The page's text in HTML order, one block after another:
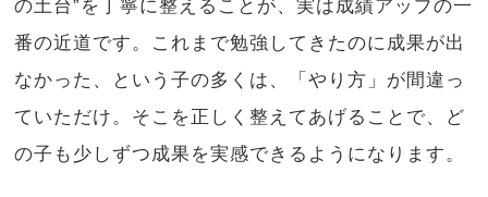
の土台”を丁寧に整えることが、実は成績アップの一
番の近道です。これまで勉強してきたのに成果が出
なかった、という子の多くは、「やり方」が間違っ
ていただけ。そこを正しく整えてあげることで、ど
の子も少しずつ成果を実感できるようになります。